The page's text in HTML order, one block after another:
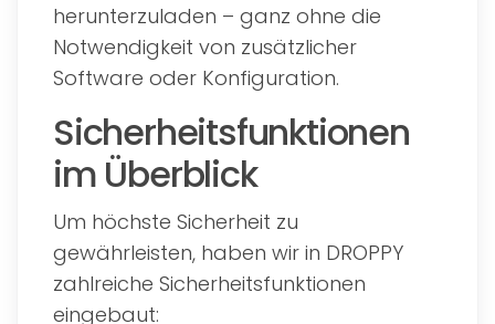
herunterzuladen – ganz ohne die
Notwendigkeit von zusätzlicher
Software oder Konfiguration.
Sicherheitsfunktionen
im Überblick
Um höchste Sicherheit zu
gewährleisten, haben wir in DROPPY
zahlreiche Sicherheitsfunktionen
eingebaut: